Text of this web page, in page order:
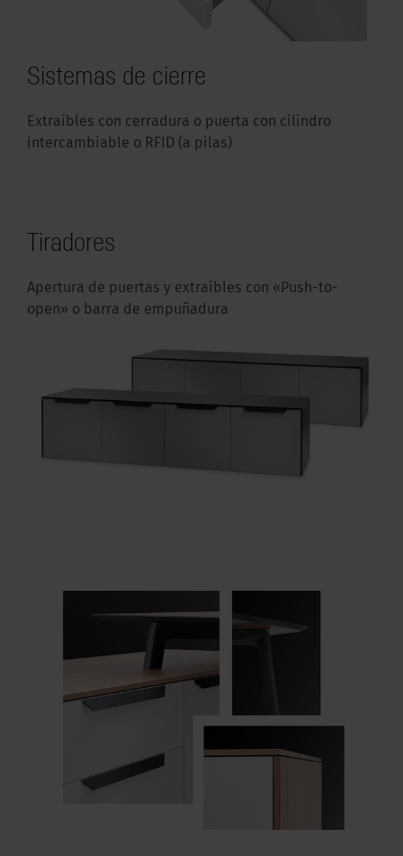
Sistemas de cierre
Extraíbles con cerradura o puerta con cilindro
intercambiable o RFID (a pilas)
Tiradores
Apertura de puertas y extraíbles con «Push-to-
open» o barra de empuñadura